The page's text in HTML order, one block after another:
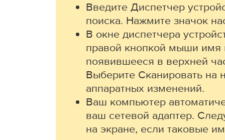
Введите Диспетчер
поиска. Нажмите значок
В окне диспетчера
правой кнопкой мыши имя
появившееся в верхней
Выберите Сканировать на
аппаратных изменений.
Ваш компьютер
ваш сетевой адаптер.
на экране, если таковые